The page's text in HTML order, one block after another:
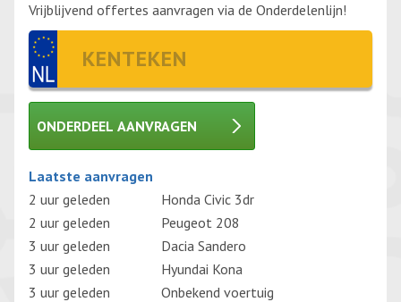
Vrijblijvend offertes aanvragen via de Onderdelenlijn!
ONDERDEEL AANVRAGEN
Gelieve dit veld leeg te laten.
Laatste aanvragen
2 uur geleden
Honda Civic 3dr
2 uur geleden
Peugeot 208
3 uur geleden
Dacia Sandero
3 uur geleden
Hyundai Kona
3 uur geleden
Onbekend voertuig